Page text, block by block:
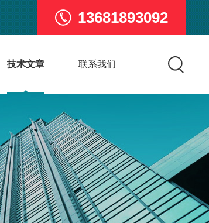
13681893092
技术文章 联系我们